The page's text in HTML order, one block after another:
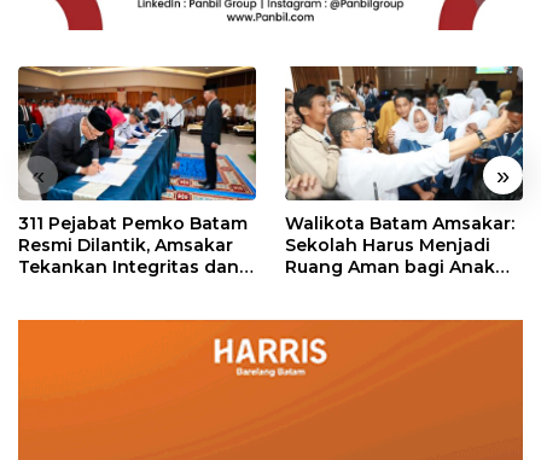
« »
311 Pejabat Pemko Batam
Resmi Dilantik, Amsakar
Tekankan Integritas dan
Walikota Batam Amsakar:
Sekolah Harus Menjadi
Ruang Aman bagi Anak